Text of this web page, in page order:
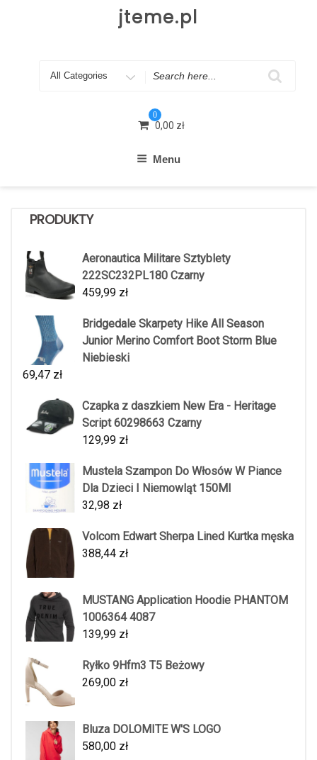
jteme.pl
Search
0
0,00 zł
Menu
PRODUKTY
Aeronautica Militare Sztyblety
222SC232PL180 Czarny
459,99 zł
Bridgedale Skarpety Hike All Season
Junior Merino Comfort Boot Storm Blue
Niebieski
69,47 zł
Czapka z daszkiem New Era - Heritage
Script 60298663 Czarny
129,99 zł
Mustela Szampon Do Włosów W Piance
Dla Dzieci I Niemowląt 150Ml
32,98 zł
Volcom Edwart Sherpa Lined Kurtka męska
388,44 zł
MUSTANG Application Hoodie PHANTOM
1006364 4087
139,99 zł
Ryłko 9Hfm3 T5 Beżowy
269,00 zł
Bluza DOLOMITE W'S LOGO
580,00 zł